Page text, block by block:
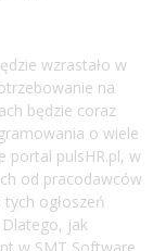
wzrastało w
na
będzie coraz
o wiele
portal pulsHR.pl, w
od pracodawców
ogłoszeń
jak
w SMT Software